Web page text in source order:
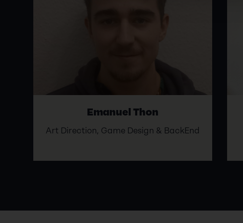
Emanuel Thon
Art Direction, Game Design & BackEnd